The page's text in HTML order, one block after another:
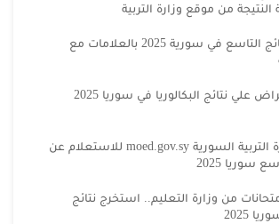
من موقع وزارة التربية
ظهرت الآن.. نتائج التاسع في سورية 2025 بالعلامات مع
رابط نتائج الاعتراض علي نتائج البكالوريا في سوريا 2025
رابط موقع وزارة التربية السورية moed.gov.sy للاستعلام عن
سوريا 2025
من وزارة التعليم.. استخرج نتائج
2025